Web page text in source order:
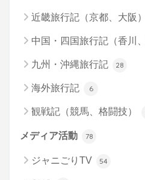
近畿旅行記（京都、大阪）
中国・四国旅行記（香川
九州・沖縄旅行記 28
海外旅行記 6
観戦記（競馬、格闘技）
メディア活動 78
ジャニごりTV 54